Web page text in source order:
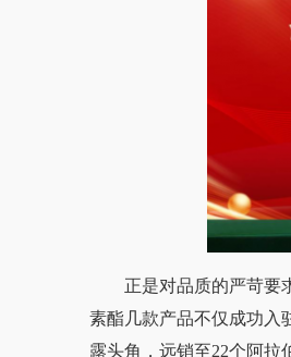
正是对品质的严苛要求
素酯几款产品不仅成功入
露头角，远销至22个阿拉